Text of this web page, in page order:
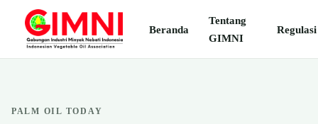
Beranda
Tentang
GIMNI
Regulasi
PALM OIL TODAY